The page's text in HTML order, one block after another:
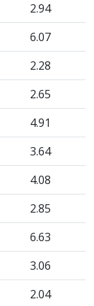
2.94
6.07
2.28
2.65
4.91
3.64
4.08
2.85
6.63
3.06
2.04